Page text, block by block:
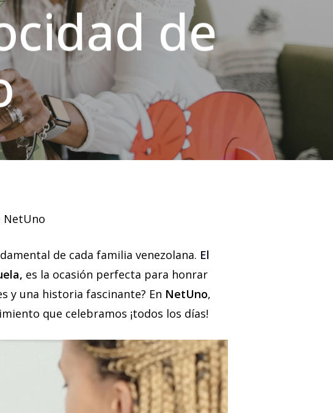
de
NetUno
de cada familia venezolana. El
es la ocasión perfecta para honrar
y una historia fascinante? En NetUno,
que celebramos ¡todos los días!